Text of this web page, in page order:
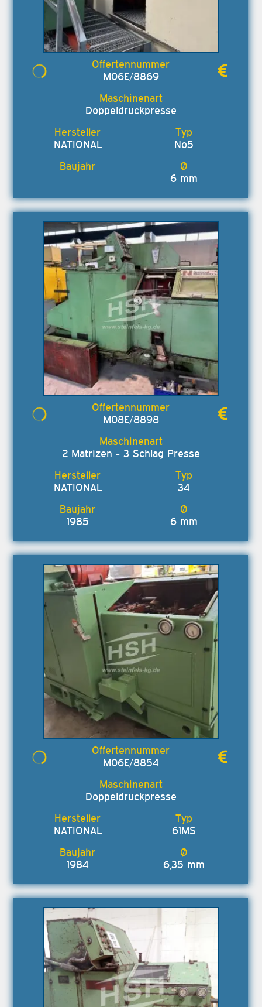
M06E/8869
Doppeldruckpresse
NATIONAL No5
6 mm
M08E/8898
2 Matrizen - 3 Schlag Presse
NATIONAL 34
1985 6 mm
M06E/8854
Doppeldruckpresse
NATIONAL 61MS
1984 6,35 mm